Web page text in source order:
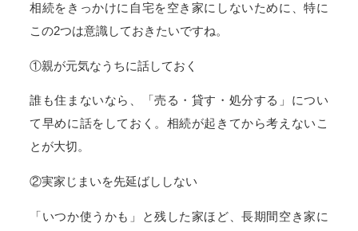
相続をきっかけに自宅を空き家にしないために、特に
この2つは意識しておきたいですね。
①親が元気なうちに話しておく
誰も住まないなら、「売る・貸す・処分する」につい
て早めに話をしておく。相続が起きてから考えないこ
とが大切。
②実家じまいを先延ばししない
「いつか使うかも」と残した家ほど、長期間空き家に